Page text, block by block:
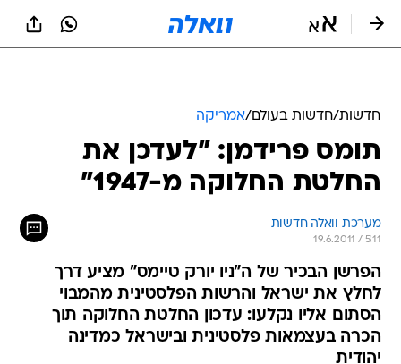
חדשות/חדשות בעולם/אמריקה
תומס פרידמן: "לעדכן את
החלטת החלוקה מ-1947"
מערכת וואלה חדשות
19.6.2011 / 5:11
הפרשן הבכיר של ה"ניו יורק טיימס" מציע דרך
לחלץ את ישראל והרשות הפלסטינית מהמבוי
הסתום אליו נקלעו: עדכון החלטת החלוקה תוך
הכרה בעצמאות פלסטינית ובישראל כמדינה
יהודית